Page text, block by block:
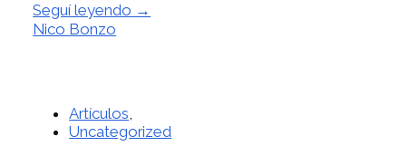
Seguí leyendo →
Nico Bonzo
Artículos,
Uncategorized